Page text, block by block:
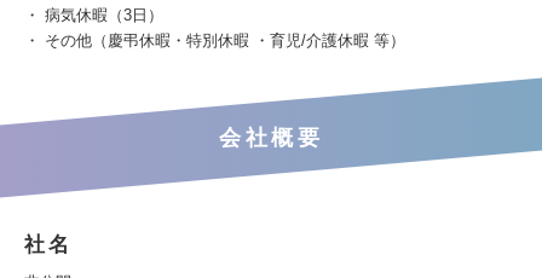
・ 病気休暇（3日）
・ その他（慶弔休暇・特別休暇 ・育児/介護休暇 等）
会社概要
社名